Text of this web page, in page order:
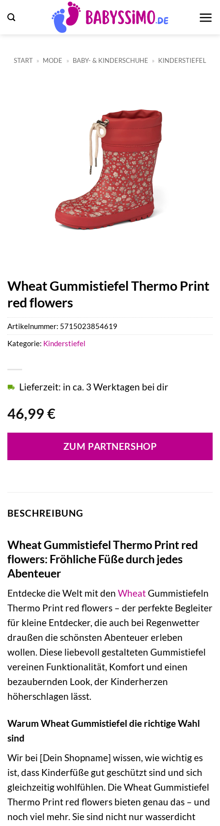
Inhalt
START » MODE » BABY- & KINDERSCHUHE » KINDERSTIEFEL
Wheat Gummistiefel Thermo Print
red flowers
46,99 €
Lieferzeit: in ca. 3 Werktagen bei dir
ZUM PARTNERSHOP
Artikelnummer: 5715023854619
Kategorie: Kinderstiefel
BESCHREIBUNG
Wheat Gummistiefel Thermo Print red
flowers: Fröhliche Füße durch jedes
Abenteuer
Entdecke die Welt mit den WheatGummistiefeln
Thermo Print red flowers – der perfekte Begleiter
für kleine Entdecker, die auch bei Regenwetter
draußen die schönsten Abenteuer erleben
wollen. Diese liebevoll gestalteten Gummistiefel
vereinen Funktionalität, Komfort und einen
bezaubernden Look, der Kinderherzen
höherschlagen lässt.
Warum Wheat Gummistiefel die richtige Wahl
sind
Wir bei [Dein Shopname] wissen, wie wichtig es
ist, dass Kinderfüße gut geschützt sind und sich
gleichzeitig wohlfühlen. Die Wheat Gummistiefel
Thermo Print red flowers bieten genau das – und
noch viel mehr. Sie sind nicht nur wasserdicht